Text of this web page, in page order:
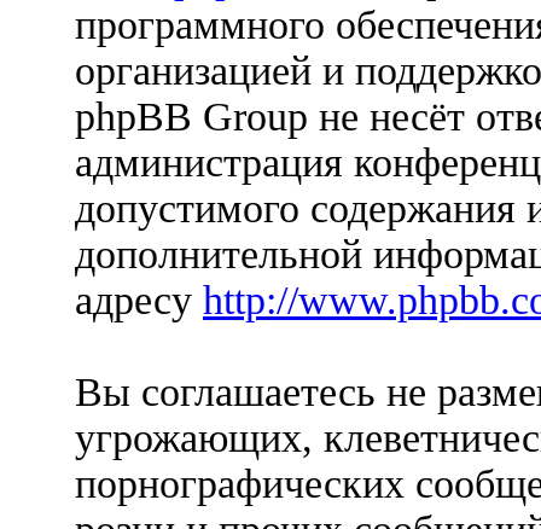
программного
организацией и
phpBB Group не несёт
администрация
допустимого содержания
дополнительной
адресу http://
Вы соглашаетесь не
угрожающих,
порнографических